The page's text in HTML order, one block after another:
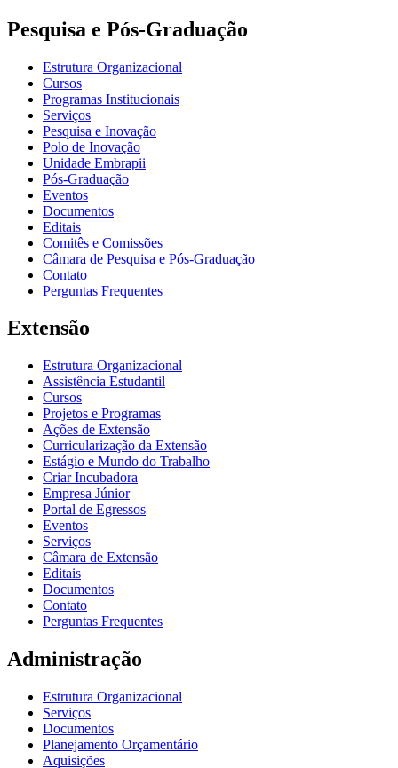
Pesquisa e Pós-Graduação
Estrutura Organizacional
Cursos
Programas Institucionais
Serviços
Pesquisa e Inovação
Polo de Inovação
Unidade Embrapii
Pós-Graduação
Eventos
Documentos
Editais
Comitês e Comissões
Câmara de Pesquisa e Pós-Graduação
Contato
Perguntas Frequentes
Extensão
Estrutura Organizacional
Assistência Estudantil
Cursos
Projetos e Programas
Ações de Extensão
Curricularização da Extensão
Estágio e Mundo do Trabalho
Criar Incubadora
Empresa Júnior
Portal de Egressos
Eventos
Serviços
Câmara de Extensão
Editais
Documentos
Contato
Perguntas Frequentes
Administração
Estrutura Organizacional
Serviços
Documentos
Planejamento Orçamentário
Aquisições